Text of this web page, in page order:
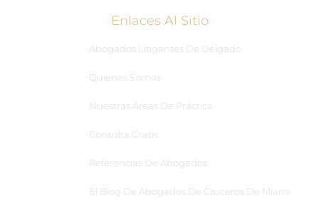
Enlaces Al Sitio
Abogados Litigantes De Delgado
Quienes Somos
Nuestras Áreas De Práctica
Consulta Gratis
Referencias De Abogados
El Blog De Abogados De Cruceros De Miami